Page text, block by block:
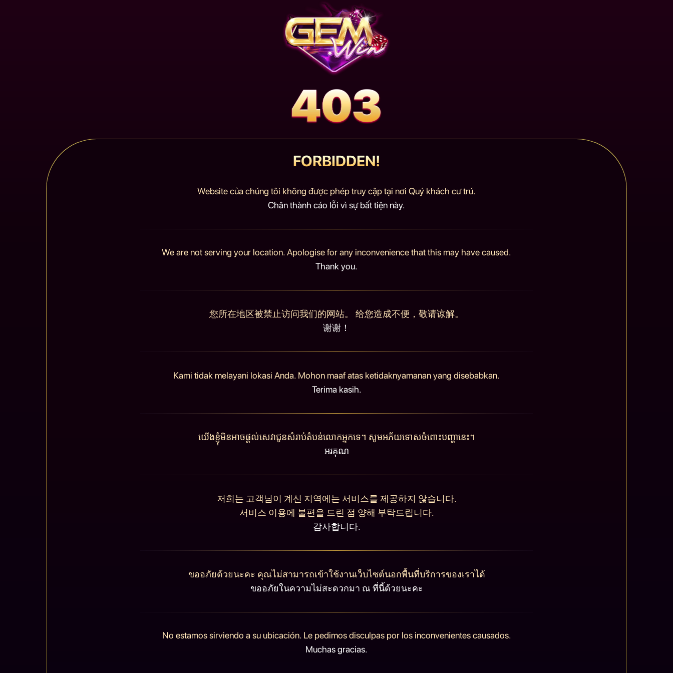
FORBIDDEN!
Website của chúng tôi không được phép truy cập tại nơi Quý khách cư trú.
Chân thành cáo lỗi vì sự bất tiện này.
We are not serving your location. Apologise for any inconvenience that this may have caused.
Thank you.
您所在地区被禁止访问我们的网站。 给您造成不便，敬请谅解。
谢谢！
Kami tidak melayani lokasi Anda. Mohon maaf atas ketidaknyamanan yang disebabkan.
Terima kasih.
យើងខ្ញុំមិនអាចផ្តល់សេវាជូនសំរាប់តំបន់លោកអ្នកទេ។ សូមអភ័យទោសចំពោះបញ្ហានេះ។
អរគុណ
저희는 고객님이 계신 지역에는 서비스를 제공하지 않습니다.
서비스 이용에 불편을 드린 점 양해 부탁드립니다.
감사합니다.
ขออภัยด้วยนะคะ คุณไม่สามารถเข้าใช้งานเว็บไซต์นอกพื้นที่บริการของเราได้
ขออภัยในความไม่สะดวกมา ณ ที่นี้ด้วยนะคะ
No estamos sirviendo a su ubicación. Le pedimos disculpas por los inconvenientes causados.
Muchas gracias.